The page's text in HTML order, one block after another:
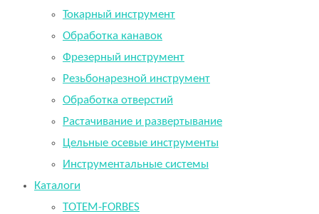
Токарный инструмент
Обработка канавок
Фрезерный инструмент
Резьбонарезной инструмент
Обработка отверстий
Растачивание и развертывание
Цельные осевые инструменты
Инструментальные системы
Каталоги
TOTEM-FORBES